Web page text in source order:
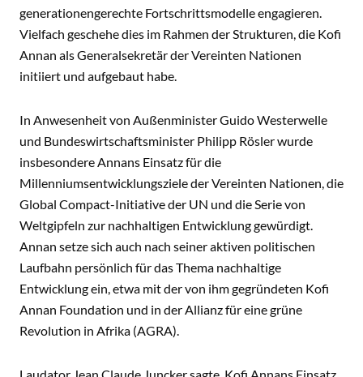
generationengerechte Fortschrittsmodelle engagieren.
Vielfach geschehe dies im Rahmen der Strukturen, die Kofi
Annan als Generalsekretär der Vereinten Nationen
initiiert und aufgebaut habe.
In Anwesenheit von Außenminister Guido Westerwelle
und Bundeswirtschaftsminister Philipp Rösler wurde
insbesondere Annans Einsatz für die
Millenniumsentwicklungsziele der Vereinten Nationen, die
Global Compact-Initiative der UN und die Serie von
Weltgipfeln zur nachhaltigen Entwicklung gewürdigt.
Annan setze sich auch nach seiner aktiven politischen
Laufbahn persönlich für das Thema nachhaltige
Entwicklung ein, etwa mit der von ihm gegründeten Kofi
Annan Foundation und in der Allianz für eine grüne
Revolution in Afrika (AGRA).